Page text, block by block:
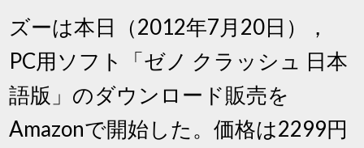
ズーは本日（2012年7月20日），
PC用ソフト「ゼノ クラッシュ 日本
語版」のダウンロード販売を
Amazonで開始した。価格は2299円